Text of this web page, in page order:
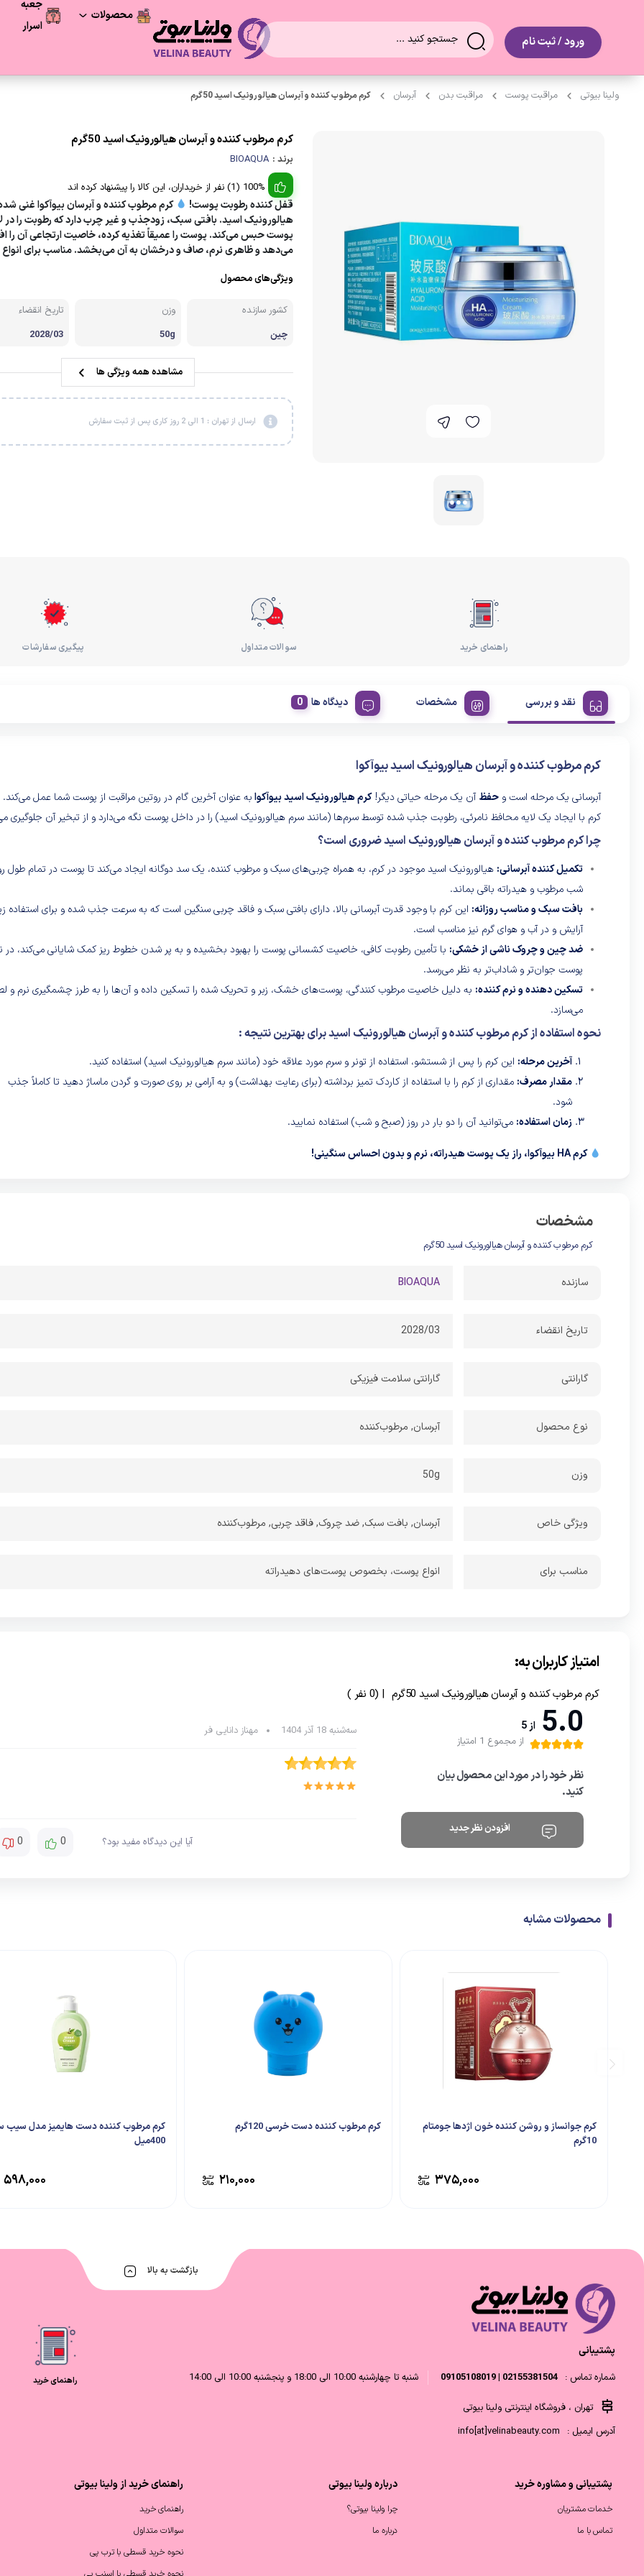
ورود / ثبت نام
محصولات
مراقبت و زیبایی مو
لوازم بهداشتی
جعبه
اسرار
ولینا بیوتی مراقبت پوست مراقبت بدن آبرسان کرم مرطوب کننده و آبرسان هیالورونیک اسید 50گرم
کرم مرطوب کننده و آبرسان هیالورونیک اسید 50گرم
برند : BIOAQUA
100% (1) نفر از خریداران، این کالا را پیشنهاد کرده اند
قفل کننده رطوبت پوست!
کرم مرطوب کننده و آبرسان بیوآکوا غنی
هیالورونیک اسید. بافتی سبک، زودجذب و غیر چرب دارد که رطوبت را در
پوست حبس می‌کند. پوست را عمیقاً تغذیه کرده، خاصیت ارتجاعی آن را
می‌دهد و ظاهری نرم، صاف و درخشان به آن می‌بخشد. مناسب برای
ویژگی‌های محصول
کشور سازنده
چین
وزن
50g
تاریخ انقضاء
2028/03
مشاهده همه ویژگی ها
ارسال از تهران : 1 الی 2 روز کاری پس از ثبت سفارش
راهنمای خرید سوالات متداول پیگیری سفارشات
نقد و بررسی مشخصات دیدگاه ها
کرم مرطوب کننده و آبرسان هیالورونیک اسید بیوآکوا
آبرسانی یک مرحله است و حفظآن یک مرحله حیاتی دیگر!کرم هیالورونیک اسید بیوآکوابه عنوان آخرین گام در روتین مراقبت از پوست شما عمل می‌کند.
کرم با ایجاد یک لایه محافظ نامرئی، رطوبت جذب شده توسط سرم‌ها (مانند سرم هیالورونیک اسید) را در داخل پوست نگه می‌دارد و از تبخیر آن جلوگیری
چرا کرم مرطوب کننده و آبرسان هیالورونیک اسید ضروری است؟
تکمیل کننده آبرسانی: هیالورونیک اسید موجود در کرم، به همراه چربی‌های سبک و مرطوب کننده، یک سد دوگانه ایجاد می‌کند تا پوست در تمام طول
شب مرطوب و هیدراته باقی بماند.
بافت سبک و مناسب روزانه: این کرم با وجود قدرت آبرسانی بالا، دارای بافتی سبک و فاقد چربی سنگین است که به سرعت جذب شده و برای استفاده
آرایش و در آب و هوای گرم نیز مناسب است.
ضد چین و چروک ناشی از خشکی: با تأمین رطوبت کافی، خاصیت کشسانی پوست را بهبود بخشیده و به پر شدن خطوط ریز کمک شایانی می‌کند، در
پوست جوان‌تر و شاداب‌تر به نظر می‌رسد.
تسکین دهنده و نرم کننده: به دلیل خاصیت مرطوب کنندگی، پوست‌های خشک، زبر و تحریک شده را تسکین داده و آن‌ها را به طرز چشمگیری نرم و
می‌سازد.
نحوه استفاده از کرم مرطوب کننده و آبرسان هیالورونیک اسید برای بهترین نتیجه :
آخرین مرحله: این کرم را پس از شستشو، استفاده از تونر و سرم مورد علاقه خود (مانند سرم هیالورونیک اسید) استفاده کنید.
مقدار مصرف: مقداری از کرم را با استفاده از کاردک تمیز برداشته (برای رعایت بهداشت) و به آرامی بر روی صورت و گردن ماساژ دهید تا کاملاً جذب
شود.
زمان استفاده: می‌توانید آن را دو بار در روز (صبح و شب) استفاده نمایید.
کرم HA بیوآکوا، راز یک پوست هیدراته، نرم و بدون احساس سنگینی!
مشخصات
کرم مرطوب کننده و آبرسان هیالورونیک اسید 50گرم
سازنده BIOAQUA
تاریخ انقضاء 2028/03
گارانتی گارانتی سلامت فیزیکی
نوع محصول آبرسان, مرطوب‌کننده
وزن 50g
ویژگی خاص آبرسان, بافت سبک, ضد چروک, فاقد چربی, مرطوب‌کننده
مناسب برای انواع پوست، بخصوص پوست‌های دهیدراته
امتیاز کاربران به:
کرم مرطوب کننده و آبرسان هیالورونیک اسید 50گرم | (0 نفر )
5.0 از 5
از مجموع 1 امتیاز
نظر خود را در مورد این محصول بیان
کنید.
افزودن نظر جدید
سه‌شنبه 18 آذر 1404 مهناز دانایی فر
آیا این دیدگاه مفید بود؟ 0
0
محصولات مشابه
کرم جوانساز و روشن کننده خون اژدها جومتام
10گرم
۳۷۵,۰۰۰
کرم مرطوب کننده دست خرسی 120گرم
۲۱۰,۰۰۰
کرم مرطوب کننده دست هایمیز مدل سیب
400میل
۵۹۸,۰۰۰
بازگشت به بالا
پشتیبانی
شماره تماس : 02155381504 | 09105108019 شنبه تا چهارشنبه 10:00 الی 18:00 و پنجشنبه 10:00 الی 14:00
تهران ، فروشگاه اینترنتی ولینا بیوتی
آدرس ایمیل : info[at]velinabeauty.com
راهنمای خرید
پشتیبانی و مشاوره خرید
خدمات مشتریان
تماس با ما
درباره ولینا بیوتی
چرا ولینا بیوتی؟
درباره ما
راهنمای خرید از ولینا بیوتی
راهنمای خرید
سوالات متداول
نحوه خرید قسطی با ترب پی